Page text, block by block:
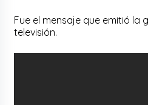
Fue el mensaje que emitió la
televisión.